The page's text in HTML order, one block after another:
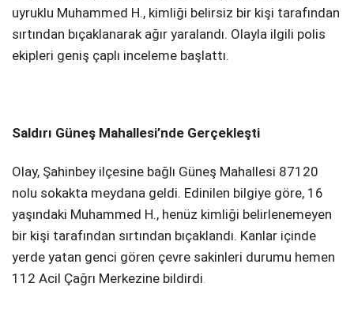
Instagram
uyruklu Muhammed H., kimliği belirsiz bir kişi tarafından
sırtından bıçaklanarak ağır yaralandı. Olayla ilgili polis
ekipleri geniş çaplı inceleme başlattı.
Saldırı Güneş Mahallesi’nde Gerçekleşti
Olay, Şahinbey ilçesine bağlı Güneş Mahallesi 87120
nolu sokakta meydana geldi. Edinilen bilgiye göre, 16
yaşındaki Muhammed H., henüz kimliği belirlenemeyen
bir kişi tarafından sırtından bıçaklandı. Kanlar içinde
yerde yatan genci gören çevre sakinleri durumu hemen
112 Acil Çağrı Merkezine bildirdi.